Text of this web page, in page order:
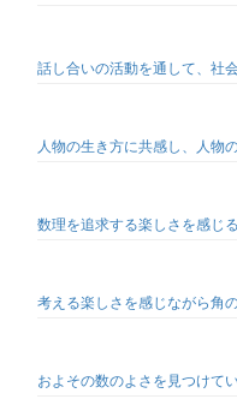
話し合いの活動を通して、社
人物の生き方に共感し、人物
数理を追求する楽しさを感じ
考える楽しさを感じながら
およその数のよさを見つけ